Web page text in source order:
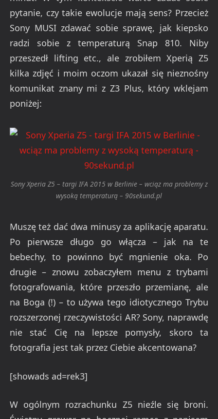
pytanie, czy takie ewolucje mają sens? Przecież
Sony MUSI zdawać sobie sprawę, jak kiepsko
radzi sobie z temperaturą Snap 810. Niby
przeszedł lifting etc., ale zrobiłem Xperią Z5
kilka zdjęć i moim oczom ukazał się nieznośny
komunikat znany mi z Z3 Plus, który wklejam
poniżej:
Sony Xperia Z5 – targi IFA 2015 w Berlinie – wciąz ma problemy z
wysoką temperaturą – 90sekund.pl
Muszę też dać dwa minusy za aplikację aparatu.
Po pierwsze długo go włącza – jak na te
bebechy, to powinno być mgnienie oka. Po
drugie – znowu zobaczyłem menu z trybami
fotografowania, które przeszło przemianę, ale
na Boga (!) – to używa tego idiotycznego Trybu
rozszerzonej rzeczywistości AR? Sony, naprawdę
nie stać Cię na lepsze pomysły, skoro ta
fotografia jest tak przez Ciebie akcentowana?
[showads ad=rek3]
W ogólnym rozrachunku Z5 nieźle się broni.